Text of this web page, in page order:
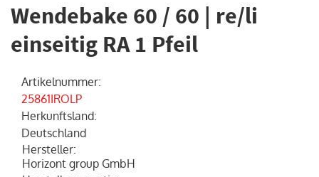
Wendebake 60 / 60 | re/li
einseitig RA 1 Pfeil
Artikelnummer:
25861IROLP
Herkunftsland:
Deutschland
Hersteller:
Horizont group GmbH